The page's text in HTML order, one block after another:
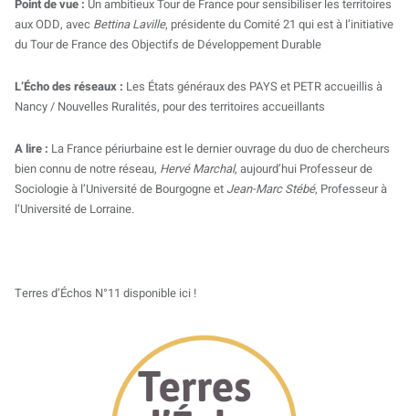
Point de vue : Un ambitieux Tour de France pour sensibiliser les territoires
aux ODD, avec Bettina Laville, présidente du Comité 21 qui est à l’initiative
du Tour de France des Objectifs de Développement Durable
L’Écho des réseaux : Les États généraux des PAYS et PETR accueillis à
Nancy / Nouvelles Ruralités, pour des territoires accueillants
A lire : La France périurbaine est le dernier ouvrage du duo de chercheurs
bien connu de notre réseau, Hervé Marchal, aujourd’hui Professeur de
Sociologie à l’Université de Bourgogne et Jean-Marc Stébé, Professeur à
l’Université de Lorraine.
Terres d’Échos N°11 disponible ici !